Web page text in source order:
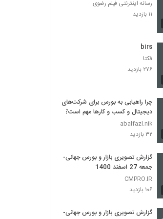
رسانه اینترنتی فیلم رضوی
۱۱ بازدید
birs
فکتا
۲۷۶ بازدید
چرا راهیابی به بورس برای شرکت‌های
دیجیتال و کسب و کارها مهم است؟
abalfazl.nik
۳۲ بازدید
گزارش تصویری بازار و بورس جهانی-
جمعه 27 اسفند 1400
CMPRO.IR
۱۰۶ بازدید
گزارش تصویری بازار و بورس جهانی-